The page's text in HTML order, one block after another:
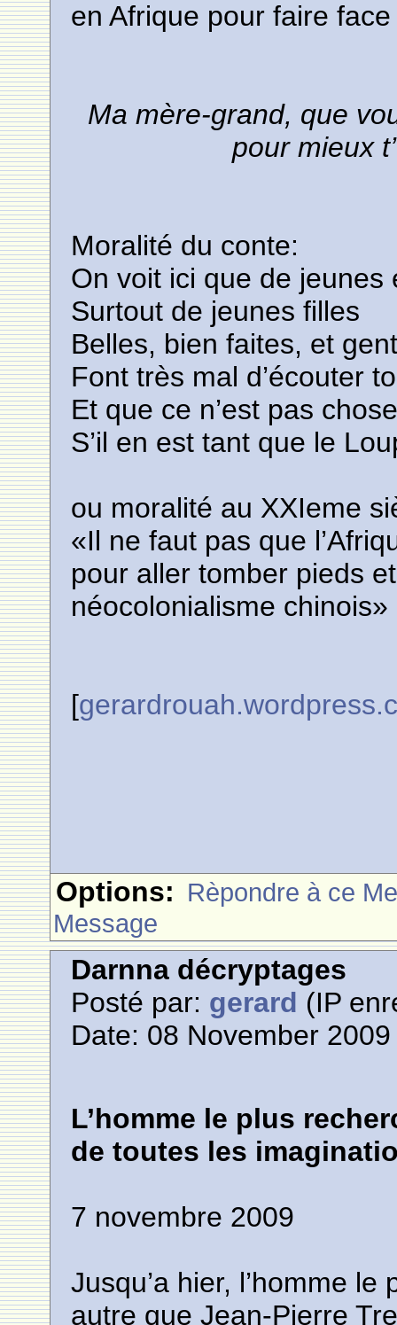
en Afrique pour faire
Ma mère-grand, que
pour mieux
Moralité du conte:
On voit ici que de jeunes
Surtout de jeunes filles
Belles, bien faites, et
Font très mal d’écouter
Et que ce n’est pas
S’il en est tant que le
ou moralité au XXIeme
«Il ne faut pas que
pour aller tomber pieds
néocolonialisme chinois»
[
Options: Rèpondre à ce
Message
Darnna décryptages
Posté par: gerard (IP
Date: 08 November
L’homme le plus
de toutes les
7 novembre 2009
Jusqu’a hier, l’homme
autre que Jean-Pierre